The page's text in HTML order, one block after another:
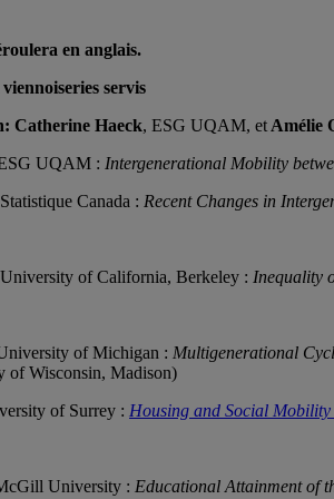
en anglais.
servis
Catherine Haeck, ESG UQAM, et Amélie
UQAM : Intergenerational Mobility
Canada : Recent Changes in
of California, Berkeley : Inequality
of Michigan : Multigenerational
of Wisconsin, Madison)
of Surrey : Housing and Social Mobility
University : Educational Attainment of